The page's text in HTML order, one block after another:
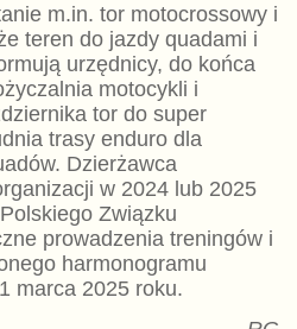
m.in. tor motocrossowy i
teren do jazdy quadami i
urzędnicy, do końca
motocykli i
tor do super
trasy enduro dla
Dzierżawca
w 2024 lub 2025
Związku
prowadzenia treningów i
harmonogramu
marca 2025 roku.